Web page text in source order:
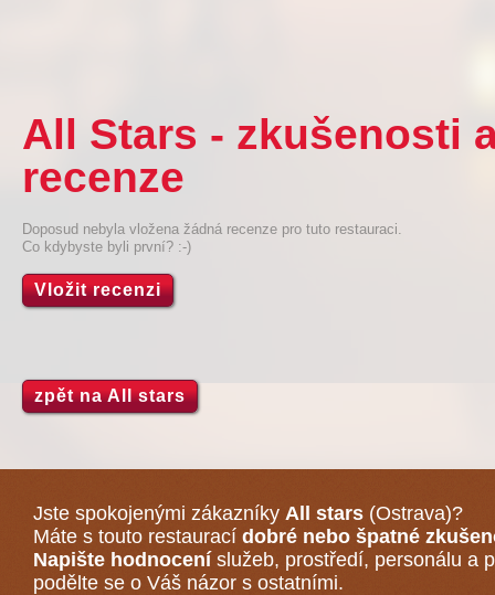
All Stars - zkušenosti
recenze
Doposud nebyla vložena žádná recenze pro tuto restauraci.
Co kdybyste byli první? :-)
Vložit recenzi
zpět na All stars
Jste spokojenými zákazníky All stars (Ostrava)?
Máte s touto restaurací dobré nebo špatné
Napište hodnocení služeb, prostředí, personálu a
podělte se o Váš názor s ostatními.